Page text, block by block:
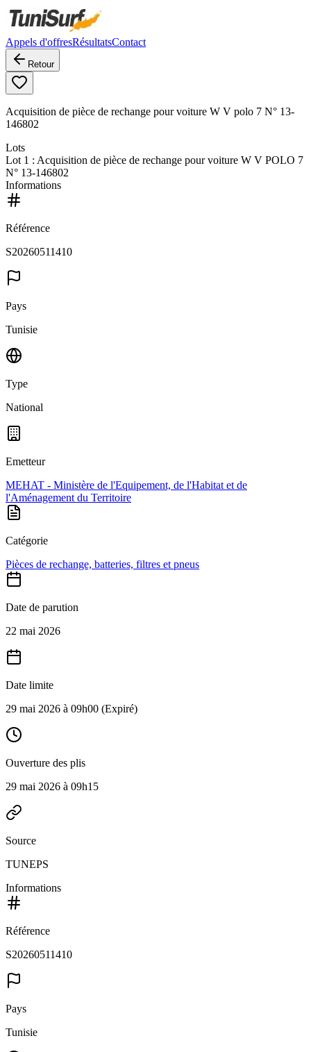
Appels d'offresRésultatsContact
Retour
Acquisition de pièce de rechange pour voiture W V polo 7 N° 13-
146802
Lots
Lot 1 : Acquisition de pièce de rechange pour voiture W V POLO 7
N° 13-146802
Informations
Référence
S20260511410
Pays
Tunisie
Type
National
Emetteur
MEHAT - Ministère de l'Equipement, de l'Habitat et de
l'Aménagement du Territoire
Catégorie
Pièces de rechange, batteries, filtres et pneus
Date de parution
22 mai 2026
Date limite
29 mai 2026 à 09h00 (Expiré)
Ouverture des plis
29 mai 2026 à 09h15
Source
TUNEPS
Informations
Référence
S20260511410
Pays
Tunisie